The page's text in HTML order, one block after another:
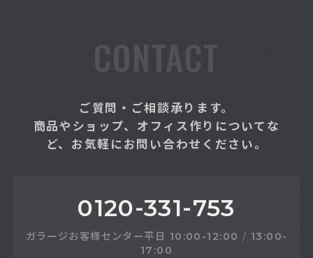
CONTACT
ご質問・ご相談承ります。
商品やショップ、オフィス作りについてな
ど、お気軽にお問い合わせください。
0120-331-753
ガラージお客様センター平日 10:00-12:00 / 13:00-
17:00